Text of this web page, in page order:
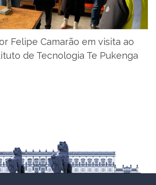
Felipe Camarão em visita ao
de Tecnologia Te Pukenga